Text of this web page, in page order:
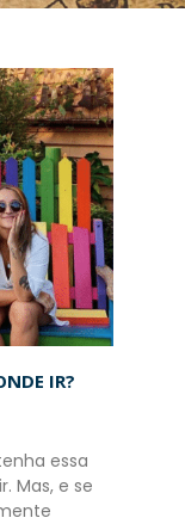
IR?
essa
Mas, e se